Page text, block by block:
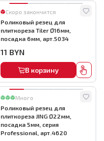
Скоро закончится
Роликовый резец для
плиткореза Tiler Ø16мм,
посадка 6мм, арт.5034
11 BYN
В корзину
Много
Роликовый резец для
плиткореза JING Ø22мм,
посадка 5мм, серия
Professional, арт.4620